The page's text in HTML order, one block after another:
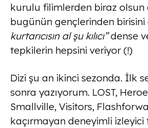
kurulu filimlerden biraz olsun
bugünün gençlerinden birisini
kurtarıcısın al şu kılıcı”dense
tepkilerin hepsini veriyor (!)
Dizi şu an ikinci sezonda. İlk
sonra yazıyorum. LOST,
Smallville, Visitors,
kaçırmayan deneyimli izleyici